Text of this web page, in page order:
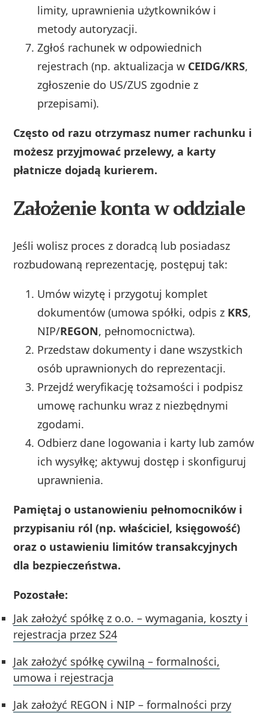
limity, uprawnienia użytkowników i
metody autoryzacji.
Zgłoś rachunek w odpowiednich
rejestrach (np. aktualizacja w CEIDG/KRS,
zgłoszenie do US/ZUS zgodnie z
przepisami).
Często od razu otrzymasz numer rachunku i
możesz przyjmować przelewy, a karty
płatnicze dojadą kurierem.
Założenie konta w oddziale
Jeśli wolisz proces z doradcą lub posiadasz
rozbudowaną reprezentację, postępuj tak:
Umów wizytę i przygotuj komplet
dokumentów (umowa spółki, odpis z KRS,
NIP/REGON, pełnomocnictwa).
Przedstaw dokumenty i dane wszystkich
osób uprawnionych do reprezentacji.
Przejdź weryfikację tożsamości i podpisz
umowę rachunku wraz z niezbędnymi
zgodami.
Odbierz dane logowania i karty lub zamów
ich wysyłkę; aktywuj dostęp i skonfiguruj
uprawnienia.
Pamiętaj o ustanowieniu pełnomocników i
przypisaniu ról (np. właściciel, księgowość)
oraz o ustawieniu limitów transakcyjnych
dla bezpieczeństwa.
Pozostałe:
Jak założyć spółkę z o.o. – wymagania, koszty i
rejestracja przez S24
Jak założyć spółkę cywilną – formalności,
umowa i rejestracja
Jak założyć REGON i NIP – formalności przy